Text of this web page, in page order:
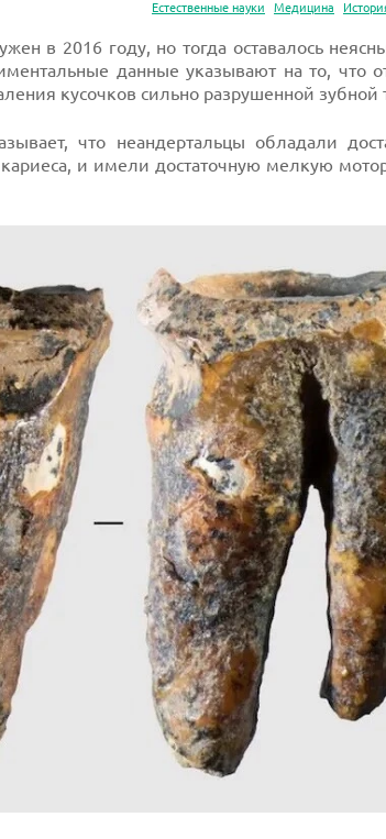
Естественные науки Медицина
в 2016 году, но тогда оставалось
данные указывают на то, что
кусочков сильно разрушенной зубной
что неандертальцы обладали
и имели достаточную мелкую